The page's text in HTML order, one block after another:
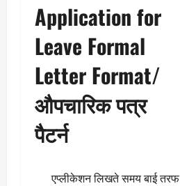
Application for
Leave Formal
Letter Format/
औपचारिक पत्र
पैटर्न
एप्लीकेशन लिखते समय बाई तरफ